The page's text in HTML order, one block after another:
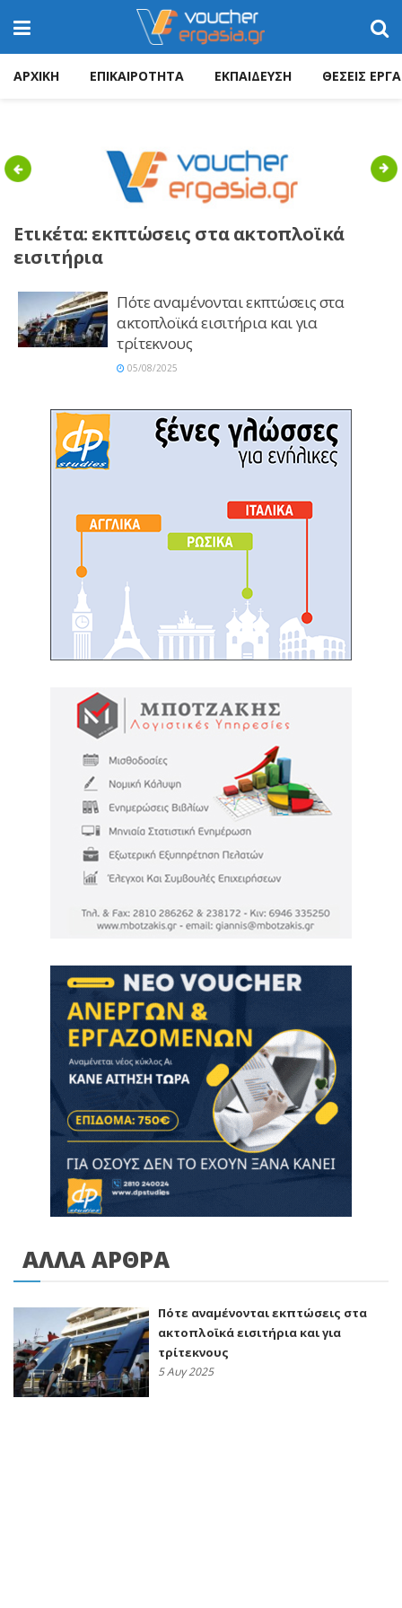
ΑΡΧΙΚΗ ΕΠΙΚΑΙΡΟΤΗΤΑ ΕΚΠΑΙΔΕΥΣΗ ΘΕΣΕΙΣ
Previous
Ετικέτα: εκπτώσεις στα ακτοπλοϊκά
εισιτήρια
Πότε αναμένονται εκπτώσεις στα
ακτοπλοϊκά εισιτήρια και για
τρίτεκνους
05/08/2025
ΑΛΛΑ ΑΡΘΡΑ
Πότε αναμένονται εκπτώσεις στα
ακτοπλοϊκά εισιτήρια και για
τρίτεκνους
5 Αυγ 2025